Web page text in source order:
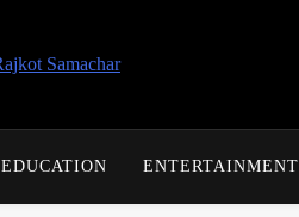
EDUCATION ENTERTAINMENT